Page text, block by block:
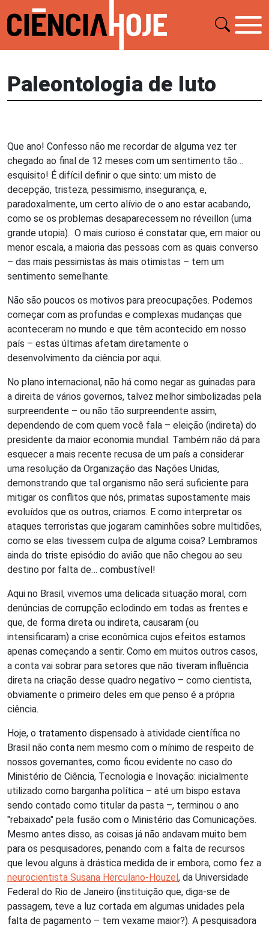
Paleontologia de luto
Que ano! Confesso não me recordar de alguma vez ter
chegado ao final de 12 meses com um sentimento tão…
esquisito! É difícil definir o que sinto: um misto de
decepção, tristeza, pessimismo, insegurança, e,
paradoxalmente, um certo alívio de o ano estar acabando,
como se os problemas desaparecessem no réveillon (uma
grande utopia). O mais curioso é constatar que, em maior ou
menor escala, a maioria das pessoas com as quais converso
– das mais pessimistas às mais otimistas – tem um
sentimento semelhante.
Não são poucos os motivos para preocupações. Podemos
começar com as profundas e complexas mudanças que
aconteceram no mundo e que têm acontecido em nosso
país – estas últimas afetam diretamente o
desenvolvimento da ciência por aqui.
No plano internacional, não há como negar as guinadas para
a direita de vários governos, talvez melhor simbolizadas pela
surpreendente – ou não tão surpreendente assim,
dependendo de com quem você fala – eleição (indireta) do
presidente da maior economia mundial. Também não dá para
esquecer a mais recente recusa de um país a considerar
uma resolução da Organização das Nações Unidas,
demonstrando que tal organismo não será suficiente para
mitigar os conflitos que nós, primatas supostamente mais
evoluídos que os outros, criamos. E como interpretar os
ataques terroristas que jogaram caminhões sobre multidões,
como se elas tivessem culpa de alguma coisa? Lembramos
ainda do triste episódio do avião que não chegou ao seu
destino por falta de… combustível!
Aqui no Brasil, vivemos uma delicada situação moral, com
denúncias de corrupção eclodindo em todas as frentes e
que, de forma direta ou indireta, causaram (ou
intensificaram) a crise econômica cujos efeitos estamos
apenas começando a sentir. Como em muitos outros casos,
a conta vai sobrar para setores que não tiveram influência
direta na criação desse quadro negativo – como cientista,
obviamente o primeiro deles em que penso é a própria
ciência.
Hoje, o tratamento dispensado à atividade científica no
Brasil não conta nem mesmo com o mínimo de respeito de
nossos governantes, como ficou evidente no caso do
Ministério de Ciência, Tecnologia e Inovação: inicialmente
utilizado como barganha política – até um bispo estava
sendo contado como titular da pasta –, terminou o ano
"rebaixado" pela fusão com o Ministério das Comunicações.
Mesmo antes disso, as coisas já não andavam muito bem
para os pesquisadores, penando com a falta de recursos
que levou alguns à drástica medida de ir embora, como fez a
neurocientista Susana Herculano-Houzel, da Universidade
Federal do Rio de Janeiro (instituição que, diga-se de
passagem, teve a luz cortada em algumas unidades pela
falta de pagamento – tem vexame maior?). A pesquisadora